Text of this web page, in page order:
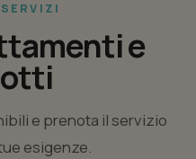
e
e prenota il servizio
esigenze.